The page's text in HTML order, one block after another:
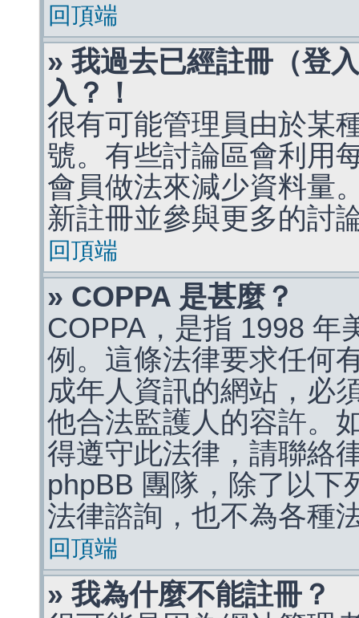
回頂端
» 我過去已經註冊（登
入？！
很有可能管理員由於某
號。有些討論區會利用
會員做法來減少資料量
新註冊並參與更多的討
回頂端
» COPPA 是甚麼？
COPPA，是指 1998 年
例。這條法律要求任何
成年人資訊的網站，必
他合法監護人的容許。
得遵守此法律，請聯絡
phpBB 團隊，除了以下
法律諮詢，也不為各種
回頂端
» 我為什麼不能註冊？